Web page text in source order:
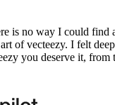
is no way I could find
of vecteezy. I felt
you deserve it, from